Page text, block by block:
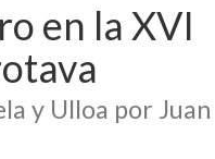
en la XVI
y Ulloa por Juan